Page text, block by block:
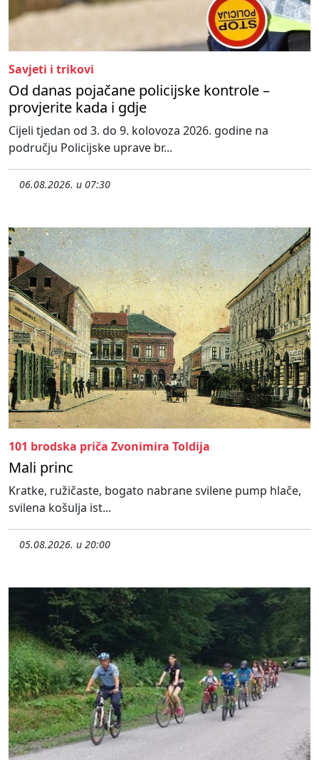
Savjeti i trikovi
Od danas pojačane policijske kontrole –
provjerite kada i gdje
Cijeli tjedan od 3. do 9. kolovoza 2026. godine na
području Policijske uprave br...
06.08.2026. u 07:30
101 brodska priča Zvonimira Toldija
Mali princ
Kratke, ružičaste, bogato nabrane svilene pump hlače,
svilena košulja ist...
05.08.2026. u 20:00